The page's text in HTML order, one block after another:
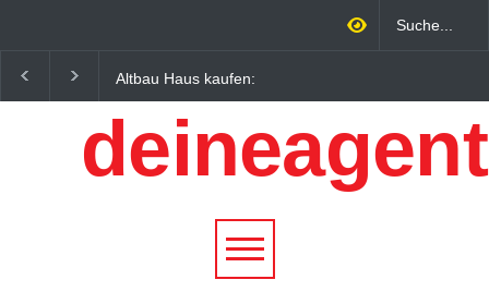
Altbau Haus kaufen:
Unterschiede zwischen
Süddeutschland und
Österreich einfach erklärt
Wirtschaftsfaktor: Wie
Qualitätstourismus
profitieren